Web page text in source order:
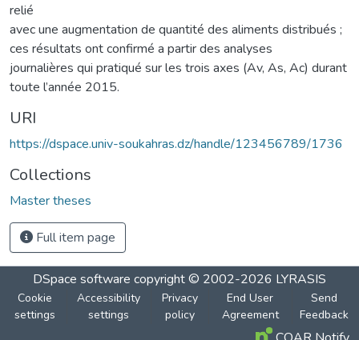
relié
avec une augmentation de quantité des aliments distribués ;
ces résultats ont confirmé a partir des analyses
journalières qui pratiqué sur les trois axes (Av, As, Ac) durant
toute l’année 2015.
URI
https://dspace.univ-soukahras.dz/handle/123456789/1736
Collections
Master theses
Full item page
DSpace software copyright © 2002-2026 LYRASIS
Cookie
settings
Accessibility
settings
Privacy
policy
End User
Agreement
Send
Feedback